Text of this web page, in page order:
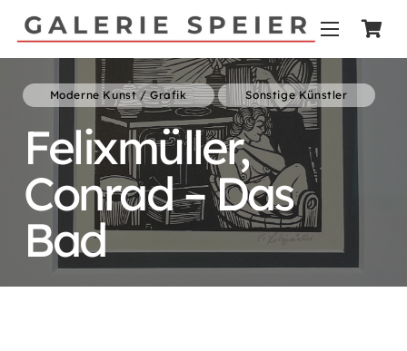
Moderne Kunst / Grafik Sonstige Künstler
Felixmüller,
Conrad – Das
Bad